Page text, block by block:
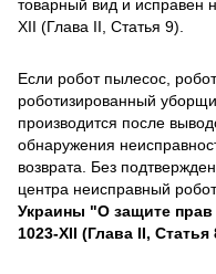
товарный вид и исправен
XII (Глава II, Статья 9).
Если робот пылесос,
роботизированный
производится после
обнаружения
возврата. Без
центра неисправный
Украины "О защите
1023-XII (Глава II, Статья